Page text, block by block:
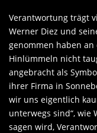
Verantwortung trägt
Werner Diez und
genommen haben
Hinlümmeln nicht
angebracht als
ihrer Firma in
wir uns eigentlich
unterwegs sind“, wie
sagen wird,